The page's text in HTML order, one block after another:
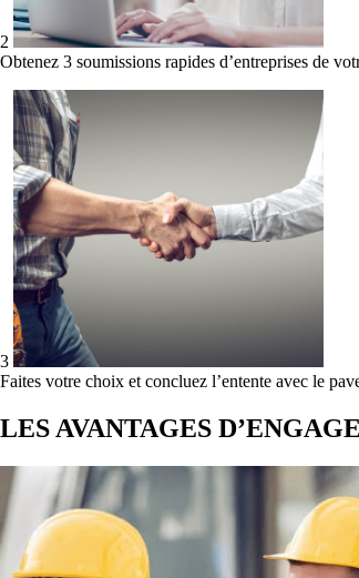
2
Obtenez 3 soumissions rapides d’entreprises de
3
Faites votre choix et concluez l’entente avec le
LES AVANTAGES